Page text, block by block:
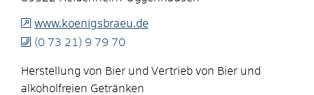
www.koenigsbraeu.de
(0 73 21) 9 79 70
Herstellung von Bier und Vertrieb von Bier und
alkoholfreien Getränken